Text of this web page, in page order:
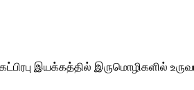
இயக்கத்தில் இருமொழிகளில்